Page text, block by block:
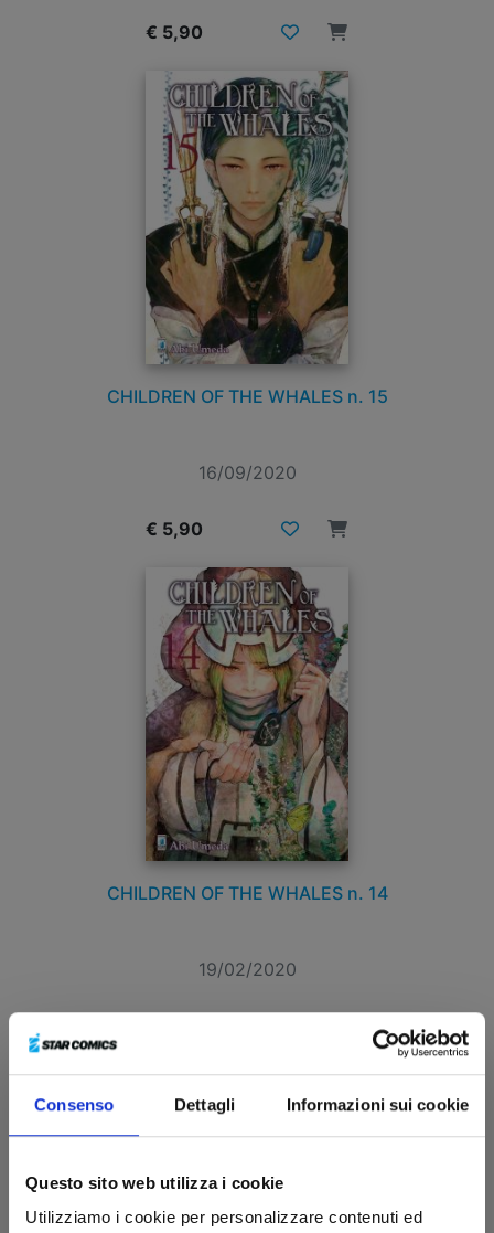
Consenso Dettagli Informazioni sui cookie
Questo sito web utilizza i cookie
Utilizziamo i cookie per personalizzare contenuti ed
€ 5,90
CHILDREN OF THE WHALES n. 15
16/09/2020
€ 5,90
CHILDREN OF THE WHALES n. 14
19/02/2020